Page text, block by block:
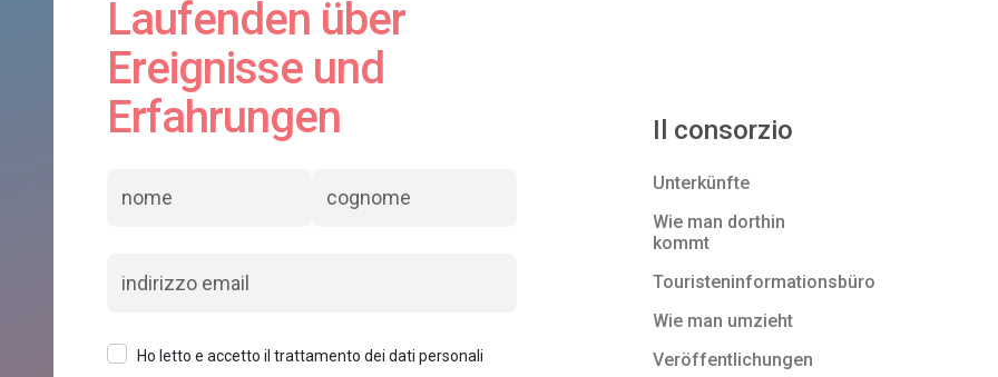
Laufenden über
Ereignisse und
Erfahrungen
Ho letto e accetto il trattamento dei dati personali
Il consorzio
Unterkünfte
Wie man dorthin
kommt
Touristeninformationsbüro
Wie man umzieht
Veröffentlichungen